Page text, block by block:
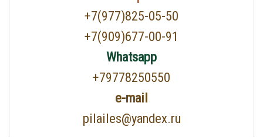
+7(977)825-05-50
+7(909)677-00-91
Whatsapp
+79778250550
e-mail
pilailes@yandex.ru